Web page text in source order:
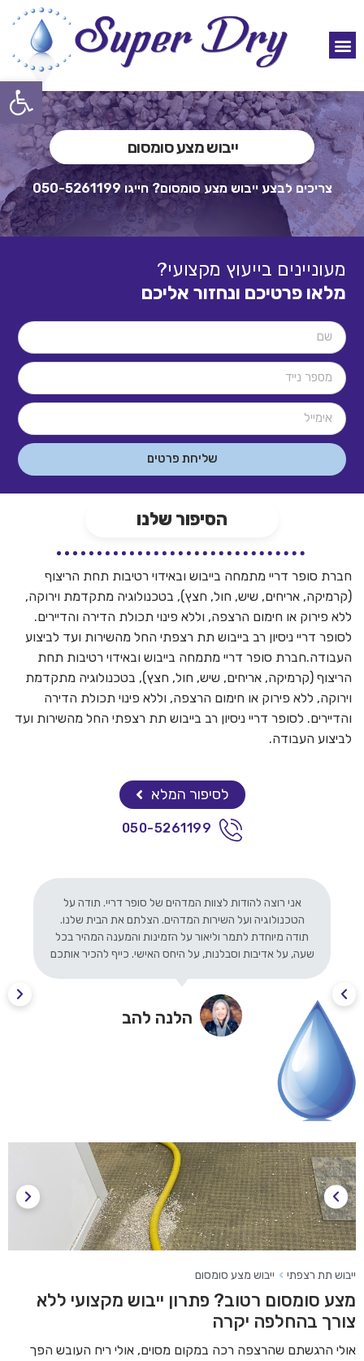
ייבוש מצע סומסום
צריכים לבצע ייבוש מצע סומסום? חייגו 050-5261199
מעוניינים בייעוץ מקצועי?
מלאו פרטיכם ונחזור אליכם
שליחת פרטים
הסיפור שלנו
חברת סופר דריי מתמחה בייבוש ובאידוי רטיבות תחת הריצוף
(קרמיקה, אריחים, שיש, חול, חצץ), בטכנולוגיה מתקדמת וירוקה,
ללא פירוק או חימום הרצפה, וללא פינוי תכולת הדירה והדיירים.
לסופר דריי ניסיון רב בייבוש תת רצפתי החל מהשירות ועד לביצוע
העבודה.חברת סופר דריי מתמחה בייבוש ובאידוי רטיבות תחת
הריצוף (קרמיקה, אריחים, שיש, חול, חצץ), בטכנולוגיה מתקדמת
וירוקה, ללא פירוק או חימום הרצפה, וללא פינוי תכולת הדירה
והדיירים. לסופר דריי ניסיון רב בייבוש תת רצפתי החל מהשירות ועד
לביצוע העבודה.
לסיפור המלא
050-5261199
אני רוצה להודות לצוות המדהים של סופר דריי. תודה על
הטכנולוגיה ועל השירות המדהים. הצלתם את הבית שלנו.
תודה מיוחדת לתמר וליאור על הזמינות והמענה המהיר בכל
שעה, על אדיבות וסבלנות, על היחס האישי. כייף להכיר אותכם
הלנה להב
ייבוש תת רצפתי ייבוש מצע סומסום
מצע סומסום רטוב? פתרון ייבוש מקצועי ללא
צורך בהחלפה יקרה
אולי הרגשתם שהרצפה רכה במקום מסוים, אולי ריח העובש הפך